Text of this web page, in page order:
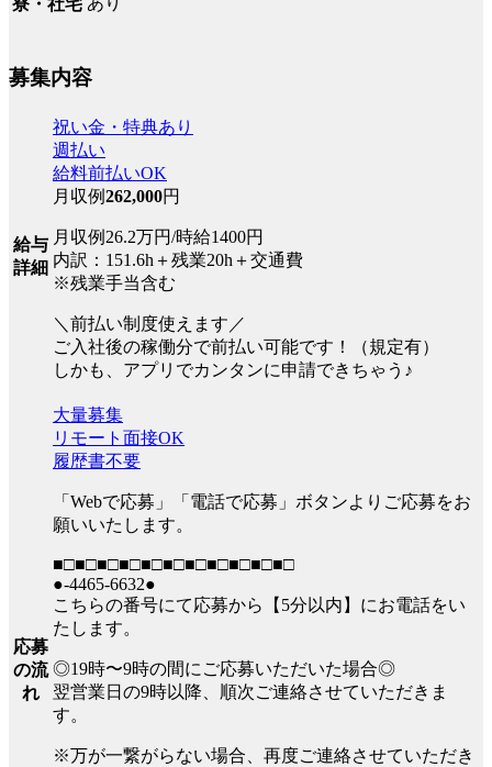
募集内容
給与
詳細
祝い金・特典あり
週払い
給料前払いOK
月収例262,000円
月収例26.2万円/時給1400円
内訳：151.6h＋残業20h＋交通費
※残業手当含む
＼前払い制度使えます／
ご入社後の稼働分で前払い可能です！（規定有）
しかも、アプリでカンタンに申請できちゃう♪
応募
の流
れ
大量募集
リモート面接OK
履歴書不要
「Webで応募」「電話で応募」ボタンよりご応募をお
願いいたします。
■□■□■□■□■□■□■□■□■□■□■□
●-4465-6632●
こちらの番号にて応募から【5分以内】にお電話をい
たします。
◎19時〜9時の間にご応募いただいた場合◎
翌営業日の9時以降、順次ご連絡させていただきま
す。
※万が一繋がらない場合、再度ご連絡させていただき